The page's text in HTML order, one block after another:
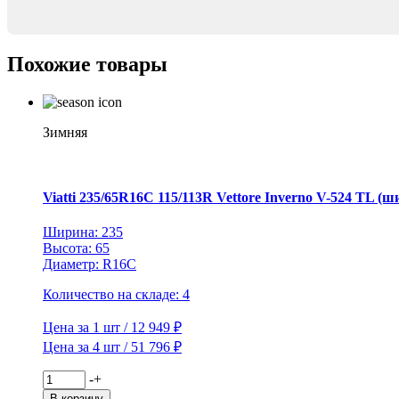
Похожие товары
Зимняя
Viatti 235/65R16C 115/113R Vettore Inverno V-524 TL
Ширина: 235
Высота: 65
Диаметр: R16C
Количество на складе: 4
Цена за 1 шт / 12 949 ₽
Цена за 4 шт / 51 796 ₽
Количество
товара
-+